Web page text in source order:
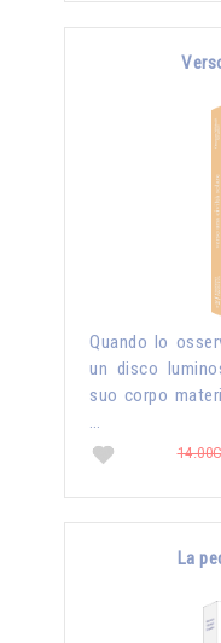
Quando lo
un disco
suo corpo
…
La